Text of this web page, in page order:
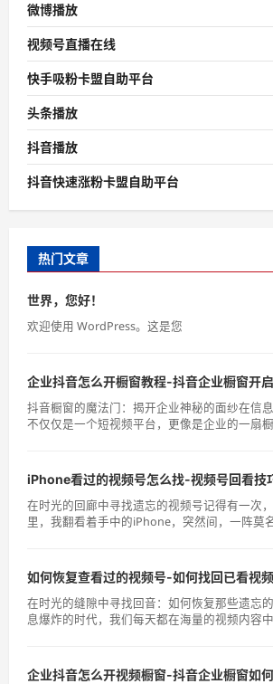
微博播放
视频号直播在线
快手吸粉卡盟自助平台
头条播放
抖音播放
抖音快速涨粉卡盟自助平台
热门文章
世界，您好！
欢迎使用 WordPress。这是您
企业抖音怎么开橱窗教程-抖音企业橱窗开
抖音橱窗的魔法门：揭开企业神秘的面纱在信
不仅仅是一个短视频平台，更像是企业的一扇
iPhone看过的视频号怎么找-视频号回看技
在时光的回廊中寻找遗忘的视频号记得有一次
里，我翻看着手中的iPhone，突然间，一阵莫
如何恢复查看过的视频号-如何找回已看视
在时光的缝隙中寻找回音：如何恢复那些遗忘
息爆炸的时代，我们每天都在海量的视频内容
企业抖音怎么开视频橱窗-抖音企业橱窗如何